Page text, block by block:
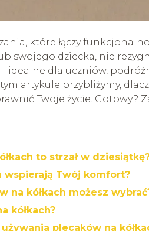
które łączy
swojego dziecka, nie
idealne dla uczniów,
artykule przybliżymy,
Twoje życie. Gotowy?
to strzał w
wspierają Twój komfort?
na kółkach możesz
kółkach?
plecaków na